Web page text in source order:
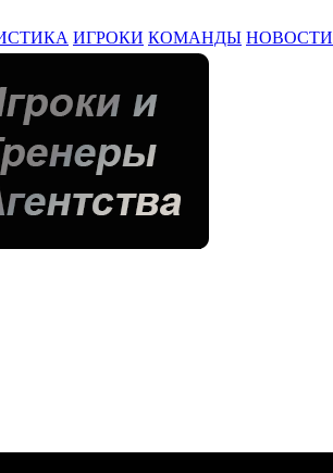
ИГРОКИ КОМАНДЫ НОВОСТИ